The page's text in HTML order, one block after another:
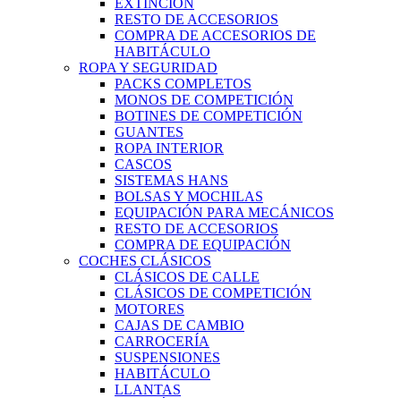
EXTINCIÓN
RESTO DE ACCESORIOS
COMPRA DE ACCESORIOS DE
HABITÁCULO
ROPA Y SEGURIDAD
PACKS COMPLETOS
MONOS DE COMPETICIÓN
BOTINES DE COMPETICIÓN
GUANTES
ROPA INTERIOR
CASCOS
SISTEMAS HANS
BOLSAS Y MOCHILAS
EQUIPACIÓN PARA MECÁNICOS
RESTO DE ACCESORIOS
COMPRA DE EQUIPACIÓN
COCHES CLÁSICOS
CLÁSICOS DE CALLE
CLÁSICOS DE COMPETICIÓN
MOTORES
CAJAS DE CAMBIO
CARROCERÍA
SUSPENSIONES
HABITÁCULO
LLANTAS